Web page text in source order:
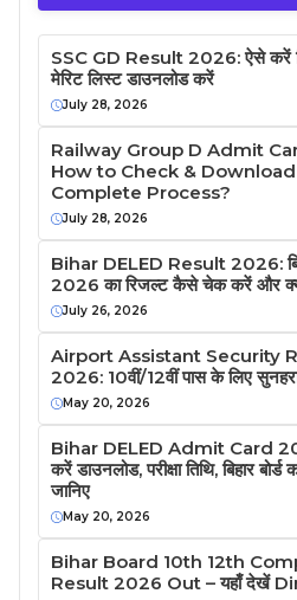
SSC GD Result 2026: ऐसे करें
मेरिट लिस्ट डाउनलोड करें
July 28, 2026
Railway Group D Admit
How to Check &
Complete Process?
July 28, 2026
Bihar DELED Result 2026:
2026 का रिजल्ट कैसे चेक करें और क्या
July 26, 2026
Airport Assistant Security
2026: 10वीं/12वीं पास के लिए
May 20, 2026
Bihar DELED Admit Card
करें डाउनलोड, परीक्षा तिथि, बिहार
जानिए
May 20, 2026
Bihar Board 10th 12th
Result 2026 Out – यहाँ देखें